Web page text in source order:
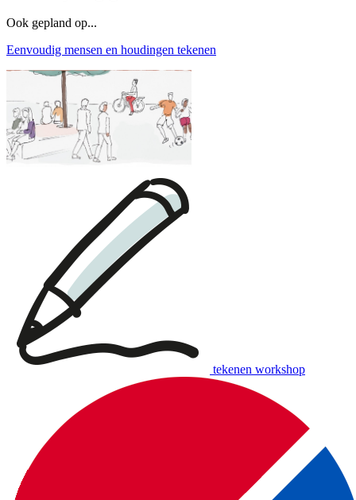
Ook gepland op...
Eenvoudig mensen en houdingen tekenen
tekenen workshop